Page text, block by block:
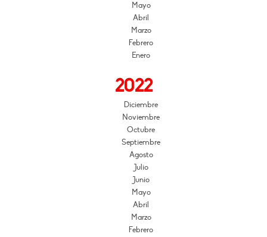
Mayo
Abril
Marzo
Febrero
Enero
2022
Diciembre
Noviembre
Octubre
Septiembre
Agosto
Julio
Junio
Mayo
Abril
Marzo
Febrero